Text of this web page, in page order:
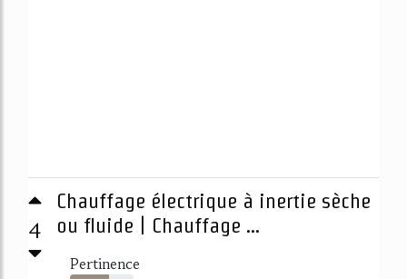
4
Chauffage électrique à inertie sèche
ou fluide | Chauffage ...
Pertinence